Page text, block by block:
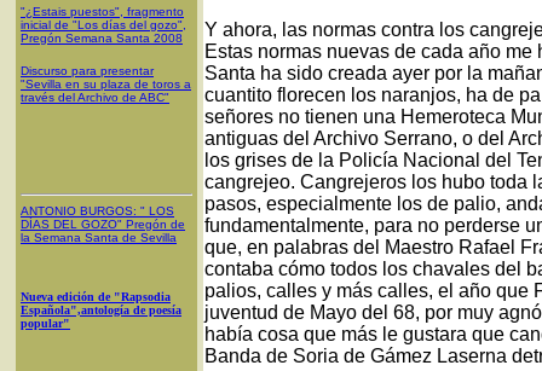
"¿Estais puestos", fragmento
inicial de "Los días del gozo",
Pregón Semana Santa 2008
Discurso para presentar
"Sevilla en su plaza de toros a
través del Archivo de ABC"
ANTONIO BURGOS: " LOS
DÍAS DEL GOZO" Pregón de
la Semana Santa de Sevilla
Nueva edición de "Rapsodia
Española",antología de poesía
popular"
Y ahora, las normas contra los
Estas normas nuevas de cada año
Santa ha sido creada ayer por la
cuantito florecen los naranjos, ha de
señores no tienen una Hemeroteca
antiguas del Archivo Serrano, o del
los grises de la Policía Nacional del
cangrejeo. Cangrejeros los hubo toda
pasos, especialmente los de palio,
fundamentalmente, para no perderse
que, en palabras del Maestro Rafael
contaba cómo todos los chavales del
palios, calles y más calles, el año que
juventud de Mayo del 68, por muy
había cosa que más le gustara que
Banda de Soria de Gámez Laserna